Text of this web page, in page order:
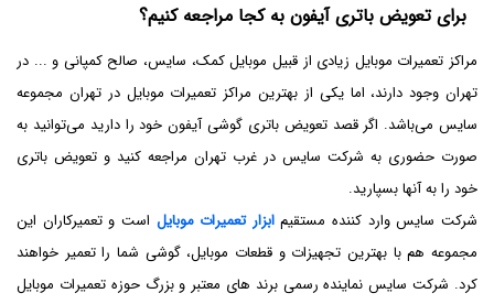
برای تعویض باتری آیفون به کجا مراجعه کنیم؟
مراکز تعمیرات موبایل زیادی از قبیل موبایل کمک، سایس، صالح کمپانی و ... در
تهران وجود دارند، اما یکی از بهترین مراکز تعمیرات موبایل در تهران مجموعه
سایس می‌باشد. اگر قصد تعویض باتری گوشی آیفون خود را دارید می‌توانید به
صورت حضوری به شرکت سایس در غرب تهران مراجعه کنید و تعویض باتری
خود را به آنها بسپارید.
شرکت سایس وارد کننده مستقیمابزار تعمیرات موبایل است و تعمیرکاران این
مجموعه هم با بهترین تجهیزات و قطعات موبایل، گوشی شما را تعمیر خواهند
کرد. شرکت سایس نماینده رسمی برند های معتبر و بزرگ حوزه تعمیرات موبایل